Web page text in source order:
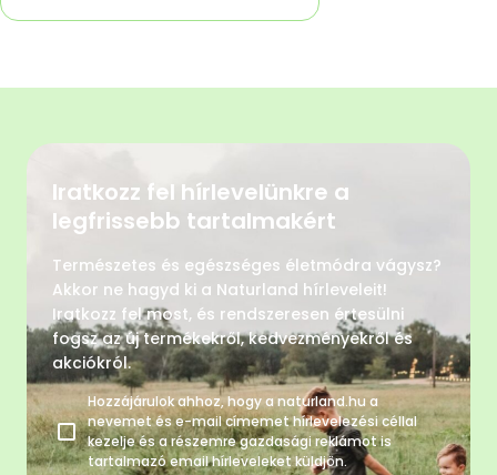
Iratkozz fel hírlevelünkre a
legfrissebb tartalmakért
Természetes és egészséges életmódra vágysz?
Akkor ne hagyd ki a Naturland hírleveleit!
Iratkozz fel most, és rendszeresen értesülni
fogsz az új termékekről, kedvezményekről és
akciókról.
Hozzájárulok ahhoz, hogy a naturland.hu a
nevemet és e-mail címemet hírlevelezési céllal
kezelje és a részemre gazdasági reklámot is
tartalmazó email hírleveleket küldjön.